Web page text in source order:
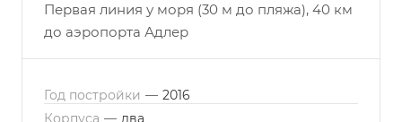
Первая линия у моря (30 м до пляжа), 40 км
до аэропорта Адлер
Год постройки — 2016
Корпуса — два